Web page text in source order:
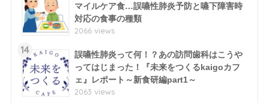
マイルケア食…誤嚥性肺炎予防と嚥下障害時
対応の食事の種類
2066 views
14
誤嚥性肺炎って何！？あの訪問歯科はこうや
ってはじまった！『未来をつくるkaigoカフ
ェ』レポート～新食研編part1～
2063 views